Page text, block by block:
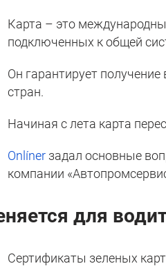
Карта – это
подключенных к общей
Он гарантирует
стран.
Начиная с лета карта
Onlíner задал основные
компании
для
Сертификаты зеленых